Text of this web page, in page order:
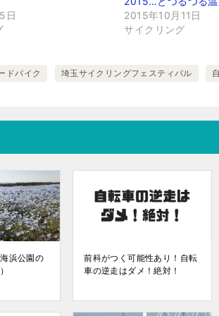
日
2015年10月11日
サイクリング
ドバイク 埼玉サイクリングフェスティバル
浜公園の
前科がつく可能性あり！自転
車の逆走はダメ！絶対！